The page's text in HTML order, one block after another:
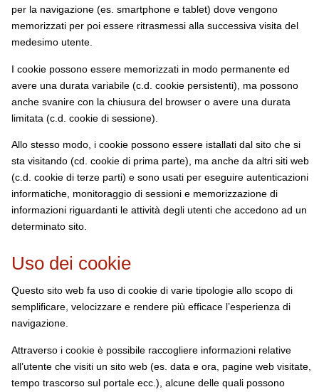
per la navigazione (es. smartphone e tablet) dove vengono
memorizzati per poi essere ritrasmessi alla successiva visita del
medesimo utente.
I cookie possono essere memorizzati in modo permanente ed
avere una durata variabile (c.d. cookie persistenti), ma possono
anche svanire con la chiusura del browser o avere una durata
limitata (c.d. cookie di sessione).
Allo stesso modo, i cookie possono essere istallati dal sito che si
sta visitando (cd. cookie di prima parte), ma anche da altri siti web
(c.d. cookie di terze parti) e sono usati per eseguire autenticazioni
informatiche, monitoraggio di sessioni e memorizzazione di
informazioni riguardanti le attività degli utenti che accedono ad un
determinato sito.
Uso dei cookie
Questo sito web fa uso di cookie di varie tipologie allo scopo di
semplificare, velocizzare e rendere più efficace l’esperienza di
navigazione.
Attraverso i cookie è possibile raccogliere informazioni relative
all’utente che visiti un sito web (es. data e ora, pagine web visitate,
tempo trascorso sul portale ecc.), alcune delle quali possono